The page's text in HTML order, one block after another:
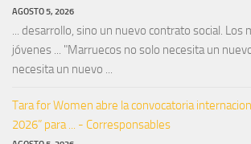
AGOSTO 5, 2026
... desarrollo, sino un nuevo contrato social. Los
jóvenes ... "Marruecos no solo necesita un
necesita un nuevo ...
Tara for Women abre la convocatoria
2026” para ... - Corresponsables